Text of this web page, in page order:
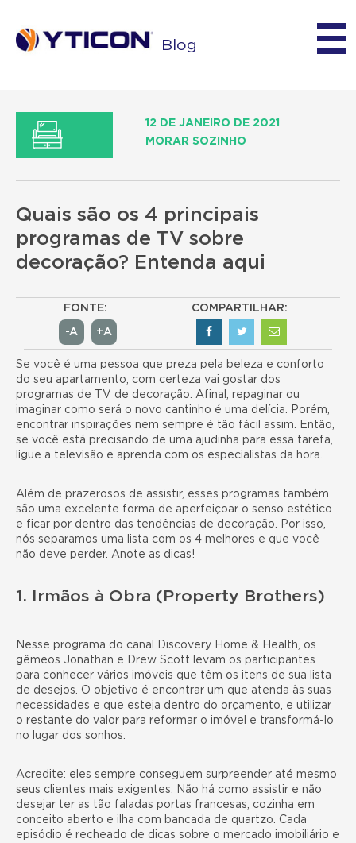
Blog
12 DE JANEIRO DE 2021
MORAR SOZINHO
Quais são os 4 principais
programas de TV sobre
decoração? Entenda aqui
FONTE:
-A +A
COMPARTILHAR:
Se você é uma pessoa que preza pela beleza e conforto
do seu apartamento, com certeza vai gostar dos
programas de TV de decoração. Afinal, repaginar ou
imaginar como será o novo cantinho é uma delícia. Porém,
encontrar inspirações nem sempre é tão fácil assim. Então,
se você está precisando de uma ajudinha para essa tarefa,
ligue a televisão e aprenda com os especialistas da hora.
Além de prazerosos de assistir, esses programas também
são uma excelente forma de aperfeiçoar o senso estético
e ficar por dentro das tendências de decoração. Por isso,
nós separamos uma lista com os 4 melhores e que você
não deve perder. Anote as dicas!
1. Irmãos à Obra (Property Brothers)
Nesse programa do canal Discovery Home & Health, os
gêmeos Jonathan e Drew Scott levam os participantes
para conhecer vários imóveis que têm os itens de sua lista
de desejos. O objetivo é encontrar um que atenda às suas
necessidades e que esteja dentro do orçamento, e utilizar
o restante do valor para reformar o imóvel
e transformá-lo
no lugar dos sonhos.
Acredite: eles sempre conseguem surpreender até mesmo
seus clientes mais exigentes. Não há como assistir e não
desejar ter as tão faladas portas francesas, cozinha em
conceito aberto e ilha com bancada de quartzo. Cada
episódio é recheado de dicas sobre o mercado imobiliário e